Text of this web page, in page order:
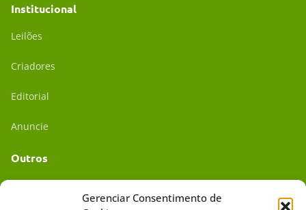
Gerenciar Consentimento de
Institucional
Leilões
Criadores
Editorial
Anuncie
Outros